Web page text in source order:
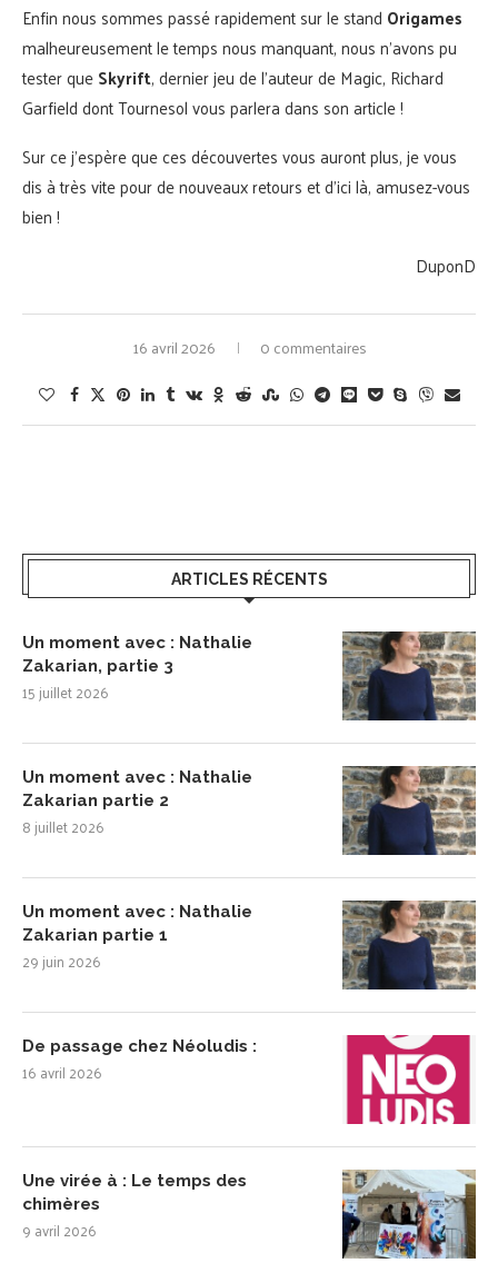
Enfin nous sommes passé rapidement sur le stand Origames
malheureusement le temps nous manquant, nous n’avons pu
tester queSkyrift, dernier jeu de l’auteur de Magic, Richard
Garfield dont Tournesol vous parlera dans son article !
Sur ce j’espère que ces découvertes vous auront plus, je vous
dis à très vite pour de nouveaux retours et d’ici là, amusez-vous
bien !
DuponD
16 avril 2026 0 commentaires
ARTICLES RÉCENTS
Un moment avec : Nathalie
Zakarian, partie 3
15 juillet 2026
Un moment avec : Nathalie
Zakarian partie 2
8 juillet 2026
Un moment avec : Nathalie
Zakarian partie 1
29 juin 2026
De passage chez Néoludis :
16 avril 2026
Une virée à : Le temps des
chimères
9 avril 2026